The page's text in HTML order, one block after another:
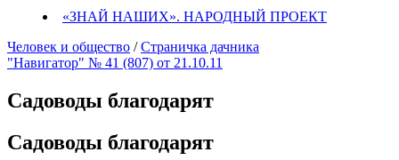
«ЗНАЙ НАШИХ». НАРОДНЫЙ ПРОЕКТ
Человек и общество /Страничка дачника
"Навигатор" № 41 (807) от 21.10.11
Садоводы благодарят
Садоводы благодарят